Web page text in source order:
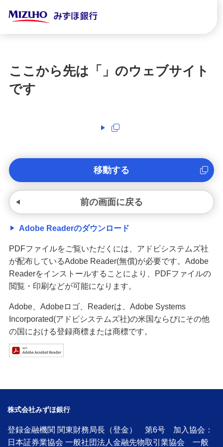
ここから先は「 」のウェブサイト
です
移動する
前の画面に戻る
Adobe Readerのダウンロード
PDFファイルをご覧いただくには、アドビシステムズ社
が配布しているAdobe Reader(無償)が必要です。Adobe
Readerをインストールすることにより、PDFファイルの
閲覧・印刷などが可能になります。
Adobe、Adobeロゴ、Readerは、Adobe Systems
Incorporated(アドビシステムズ社)の米国ならびにその他
の国における登録商標または商標です。
株式会社みずほ銀行
登録金融機関 関東財務局長（登金） 第6号 加入協会：
日本証券業協会 一般社団法人金融先物取引業協会 一般